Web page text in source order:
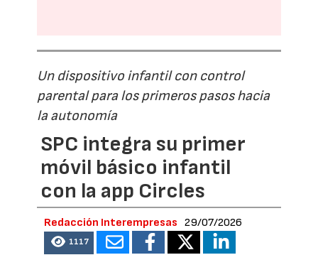
Un dispositivo infantil con control
parental para los primeros pasos hacia
la autonomía
SPC integra su primer
móvil básico infantil
con la app Circles
Redacción Interempresas 29/07/2026
1117